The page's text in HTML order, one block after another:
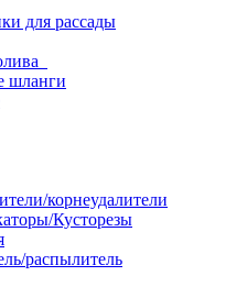
для рассады
шланги
корнеудалители
Кусторезы
распылитель